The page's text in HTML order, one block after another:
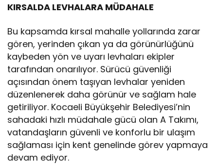
KIRSALDA LEVHALARA MÜDAHALE
Bu kapsamda kırsal mahalle yollarında zarar
gören, yerinden çıkan ya da görünürlüğünü
kaybeden yön ve uyarı levhaları ekipler
tarafından onarılıyor. Sürücü güvenliği
açısından önem taşıyan levhalar yeniden
düzenlenerek daha görünür ve sağlam hale
getiriliyor. Kocaeli Büyükşehir Belediyesi’nin
sahadaki hızlı müdahale gücü olan A Takımı,
vatandaşların güvenli ve konforlu bir ulaşım
sağlaması için kent genelinde görev yapmaya
devam ediyor.